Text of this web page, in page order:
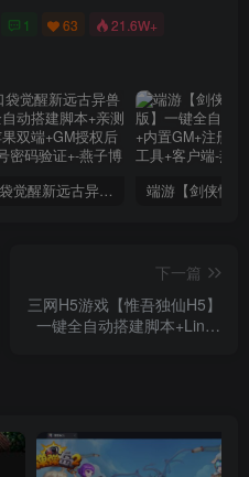
1 63 21.6W+
【口袋觉醒新远古异兽版】全自动搭建脚本+亲测安卓苹果双端+GM授权后台+账号密码验证+
下一篇
三网H5游戏【惟吾独仙H5】
一键全自动搭建脚本+Linux